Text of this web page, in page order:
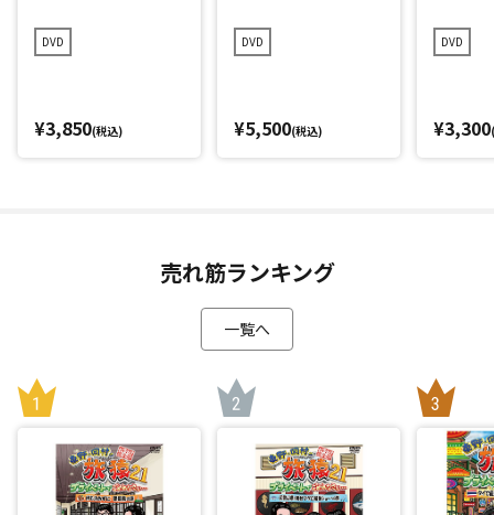
DVD
¥3,850(税込)
DVD
¥5,500(税込)
編 プレ
DVD
¥3,300
売れ筋ランキング
一覧へ